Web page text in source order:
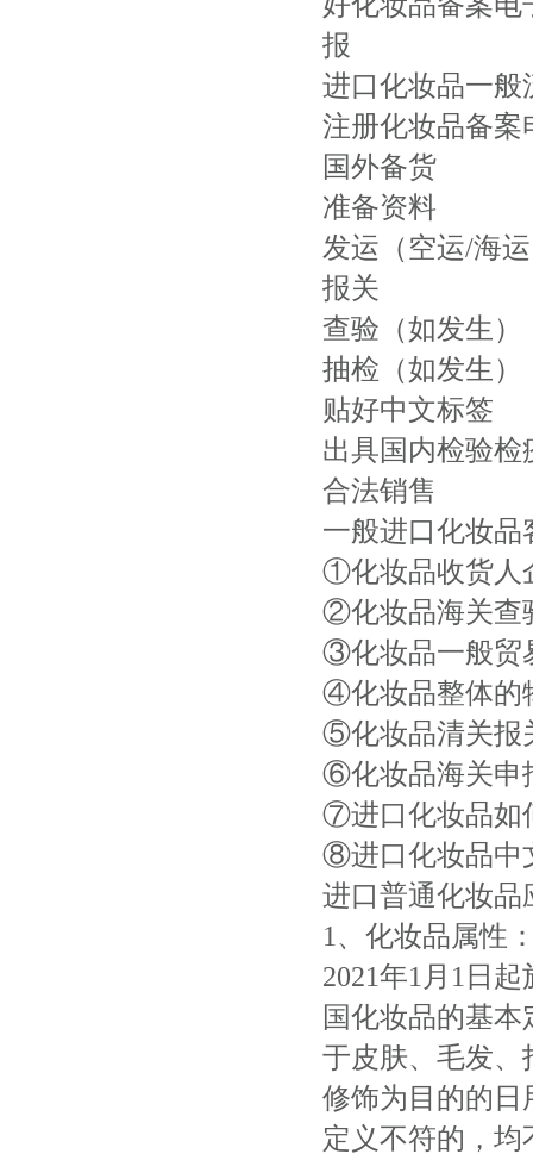
报
进口化妆品一般
注册化妆品备案
国外备货
准备资料
发运（空运/海
报关
查验（如发生）
抽检（如发生）
贴好中文标签
出具国内检验检
合法销售
一般进口化妆品
①化妆品收货人
②化妆品海关查
③化妆品一般贸
④化妆品整体的
⑤化妆品清关报
⑥化妆品海关申
⑦进口化妆品如
⑧进口化妆品中
进口普通化妆品
1、化妆品属性
2021年1月1日
国化妆品的基
于皮肤、毛发、
修饰为目的的日
定义不符的，